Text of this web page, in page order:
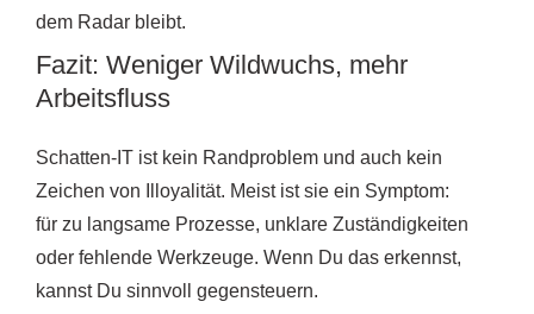
dem Radar bleibt.
Fazit: Weniger Wildwuchs, mehr
Arbeitsfluss
Schatten-IT ist kein Randproblem und auch kein
Zeichen von Illoyalität. Meist ist sie ein Symptom:
für zu langsame Prozesse, unklare Zuständigkeiten
oder fehlende Werkzeuge. Wenn Du das erkennst,
kannst Du sinnvoll gegensteuern.